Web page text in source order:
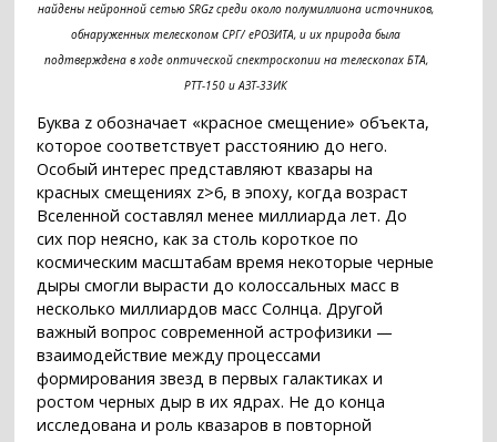
найдены нейронной сетью SRGz среди около полумиллиона источников,
обнаруженных телескопом СРГ/ еРОЗИТА, и их природа была
подтверждена в ходе оптической спектроскопии на телескопах БТА,
РТТ-150 и АЗТ-33ИК
Буква z обозначает «красное смещение» объекта,
которое соответствует расстоянию до него.
Особый интерес представляют квазары на
красных смещениях z>6, в эпоху, когда возраст
Вселенной составлял менее миллиарда лет. До
сих пор неясно, как за столь короткое по
космическим масштабам время некоторые черные
дыры смогли вырасти до колоссальных масс в
несколько миллиардов масс Солнца. Другой
важный вопрос современной астрофизики —
взаимодействие между процессами
формирования звезд в первых галактиках и
ростом черных дыр в их ядрах. Не до конца
исследована и роль квазаров в повторной